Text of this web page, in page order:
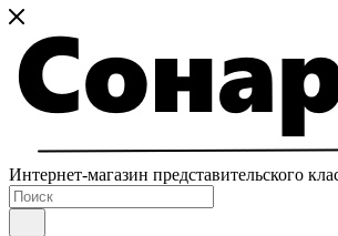
Интернет-магазин представительского